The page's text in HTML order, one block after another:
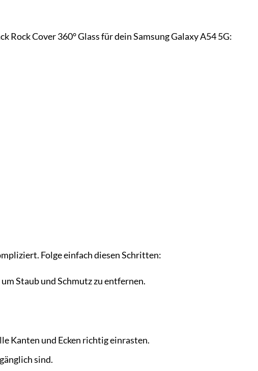
Cover 360° Glass für dein Samsung Galaxy A54 5G:
Folge einfach diesen Schritten:
Staub und Schmutz zu entfernen.
Kanten und Ecken richtig einrasten.
sind.